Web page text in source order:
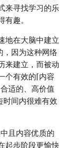
来寻找学习的乐
趣。
地在大脑中建立
，因为这种网络
来建立，而被动
个有效的⌈内容
适的、高价值
时间内很难有效
且内容优质的
起步阶段更愉快